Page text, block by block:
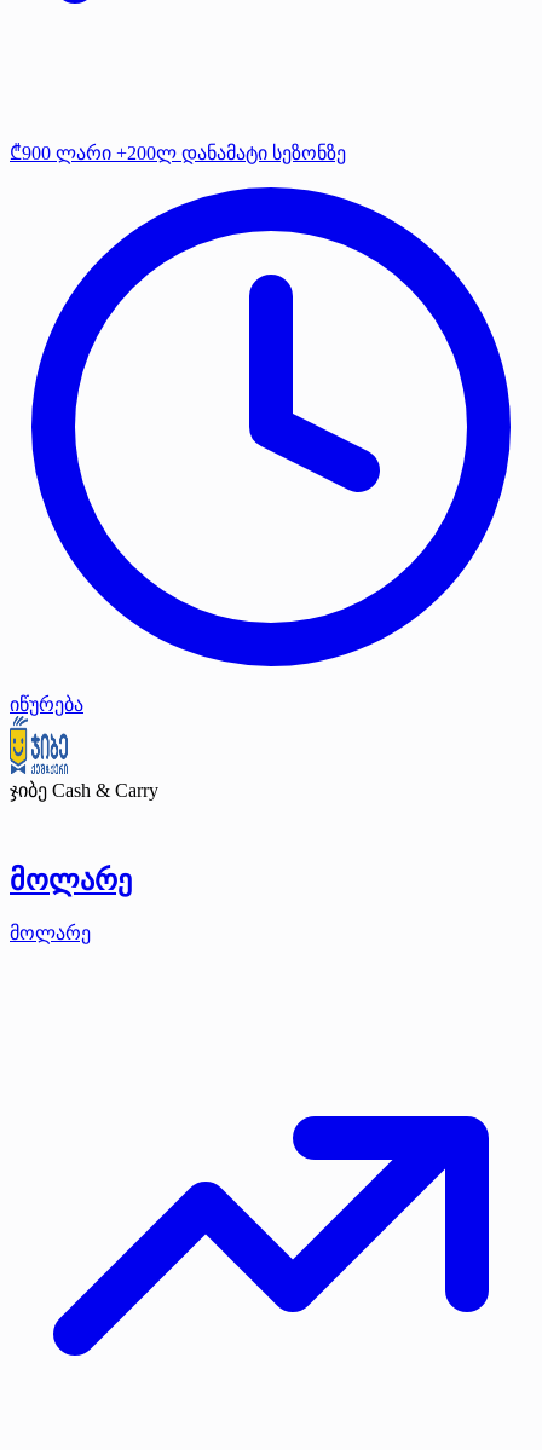
₾900 ლარი +200ლ დანამატი სეზონზე
იწურება
ჯიბე Cash & Carry
მოლარე
მოლარე